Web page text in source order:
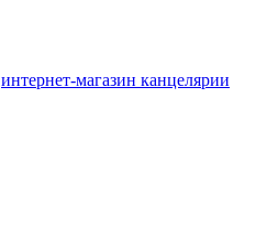
интернет-магазин канцелярии